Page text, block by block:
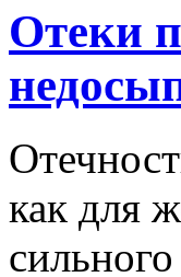
Отеки
как для